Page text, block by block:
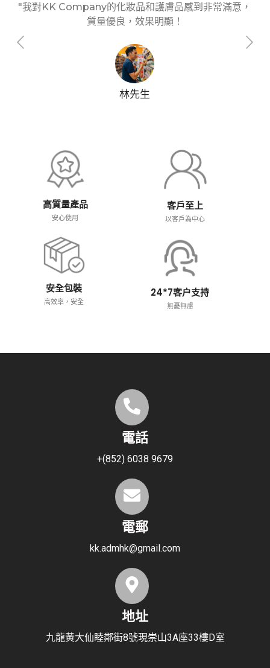
林先生
"我對KK Company的化妝品和護膚品感到非常滿意，
質量優良，效果明顯！
高質量產品
安心使用
客戶至上
以客戶為中心
安全包裝
高效率，安全
24*7客户支持
無憂無慮
電話
+(852) 6038 9679
電郵
kk.admhk@gmail.com
地址
九龍黃大仙睦鄰街8號現崇山3A座33樓D室